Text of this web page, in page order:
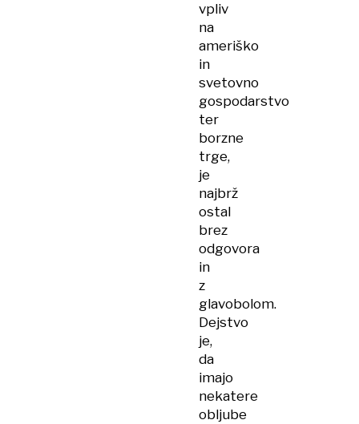
vpliv
na
ameriško
in
svetovno
gospodarstvo
ter
borzne
trge,
je
najbrž
ostal
brez
odgovora
in
z
glavobolom.
Dejstvo
je,
da
imajo
nekatere
obljube